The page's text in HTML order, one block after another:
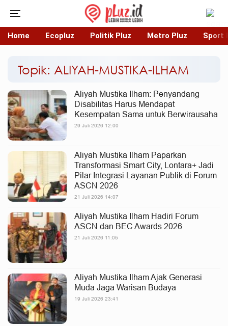
Home Ecopluz Politik Pluz Metro Pluz Sport
Topik: ALIYAH-MUSTIKA-ILHAM
Aliyah Mustika Ilham: Penyandang
Disabilitas Harus Mendapat
Kesempatan Sama untuk Berwirausaha
29 Juli 2026 12:00
Aliyah Mustika Ilham Paparkan
Transformasi Smart City, Lontara+ Jadi
Pilar Integrasi Layanan Publik di Forum
ASCN 2026
21 Juli 2026 14:07
Aliyah Mustika Ilham Hadiri Forum
ASCN dan BEC Awards 2026
21 Juli 2026 11:05
Aliyah Mustika Ilham Ajak Generasi
Muda Jaga Warisan Budaya
19 Juli 2026 23:41